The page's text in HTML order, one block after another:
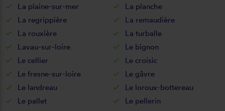
La plaine-sur-mer
La planche
La regrippière
La remaudière
La rouxière
La turballe
Lavau-sur-loire
Le bignon
Le cellier
Le croisic
Le fresne-sur-loire
Le gâvre
Le landreau
Le loroux-bottereau
Le pallet
Le pellerin